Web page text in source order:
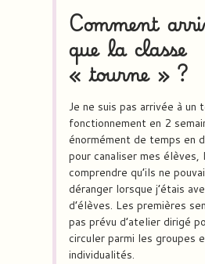
Comment
que la classe
« tourne » ?
Je ne suis pas arrivée à un
fonctionnement en 2
énormément de temps en
pour canaliser mes élèves,
comprendre qu’ils ne
déranger lorsque j’étais
d’élèves. Les premières
pas prévu d’atelier dirigé
circuler parmi les groupes
individualités.